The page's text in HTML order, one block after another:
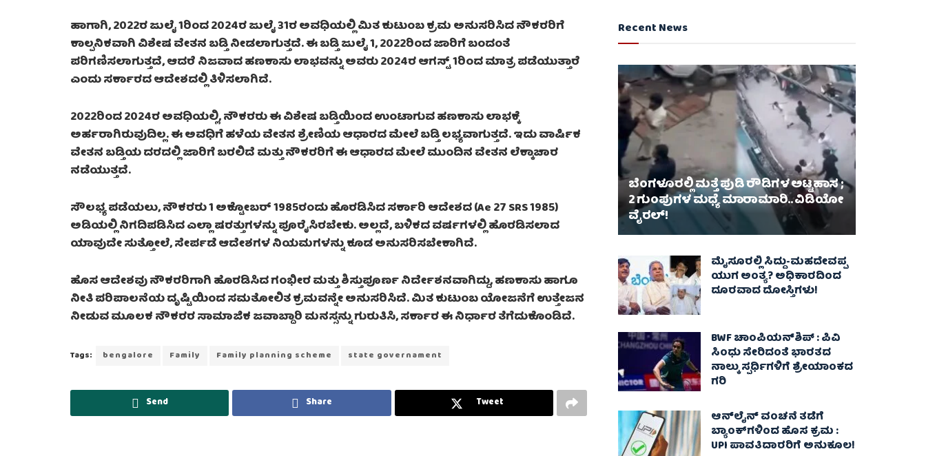
ಹಾಗಾಗಿ, 2022ರ ಜುಲೈ 1ರಿಂದ 2024ರ ಜುಲೈ 31ರ ಅವಧಿಯಲ್ಲಿ ಮಿತ ಕುಟುಂಬ ಕ್ರಮ ಅನುಸರಿಸಿದ ನೌಕರರಿಗೆ
ಕಾಲ್ಪನಿಕವಾಗಿ ವಿಶೇಷ ವೇತನ ಬಡ್ತಿ ನೀಡಲಾಗುತ್ತದೆ. ಈ ಬಡ್ತಿ ಜುಲೈ 1, 2022ರಿಂದ ಜಾರಿಗೆ ಬಂದಂತೆ
ಪರಿಗಣಿಸಲಾಗುತ್ತದೆ, ಆದರೆ ನಿಜವಾದ ಹಣಕಾಸು ಲಾಭವನ್ನು ಅವರು 2024ರ ಆಗಸ್ಟ್ 1ರಿಂದ ಮಾತ್ರ ಪಡೆಯುತ್ತಾರೆ
ಎಂದು ಸರ್ಕಾರದ ಆದೇಶದಲ್ಲಿ ತಿಳಿಸಲಾಗಿದೆ.
2022ರಿಂದ 2024ರ ಅವಧಿಯಲ್ಲಿ, ನೌಕರರು ಈ ವಿಶೇಷ ಬಡ್ತಿಯಿಂದ ಉಂಟಾಗುವ ಹಣಕಾಸು ಲಾಭಕ್ಕೆ
ಅರ್ಹರಾಗಿರುವುದಿಲ್ಲ. ಈ ಅವಧಿಗೆ ಹಳೆಯ ವೇತನ ಶ್ರೇಣಿಯ ಆಧಾರದ ಮೇಲೆ ಬಡ್ತಿ ಲಭ್ಯವಾಗುತ್ತದೆ. ಇದು ವಾರ್ಷಿಕ
ವೇತನ ಬಡ್ತಿಯ ದರದಲ್ಲಿ ಜಾರಿಗೆ ಬರಲಿದೆ ಮತ್ತು ನೌಕರರಿಗೆ ಈ ಆಧಾರದ ಮೇಲೆ ಮುಂದಿನ ವೇತನ ಲೆಕ್ಕಾಚಾರ
ನಡೆಯುತ್ತದೆ.
ಸೌಲಭ್ಯ ಪಡೆಯಲು, ನೌಕರರು 1 ಅಕ್ಟೋಬರ್ 1985ರಂದು ಹೊರಡಿಸಿದ ಸರ್ಕಾರಿ ಆದೇಶದ (Ae 27 SRS 1985)
ಅಡಿಯಲ್ಲಿ ನಿಗದಿಪಡಿಸಿದ ಎಲ್ಲಾ ಷರತ್ತುಗಳನ್ನು ಪೂರೈಸಿರಬೇಕು. ಅಲ್ಲದೆ, ಬಳಿಕದ ವರ್ಷಗಳಲ್ಲಿ ಹೊರಡಿಸಲಾದ
ಯಾವುದೇ ಸುತ್ತೋಲೆ, ಸೇರ್ಪಡೆ ಆದೇಶಗಳ ನಿಯಮಗಳನ್ನು ಕೂಡ ಅನುಸರಿಸಬೇಕಾಗಿದೆ.
ಹೊಸ ಆದೇಶವು ನೌಕರರಿಗಾಗಿ ಹೊರಡಿಸಿದ ಗಂಭೀರ ಮತ್ತು ಶಿಸ್ತುಪೂರ್ಣ ನಿರ್ದೇಶನವಾಗಿದ್ದು, ಹಣಕಾಸು ಹಾಗೂ
ನೀತಿ ಪರಿಪಾಲನೆಯ ದೃಷ್ಟಿಯಿಂದ ಸಮತೋಲಿತ ಕ್ರಮವನ್ನೇ ಅನುಸರಿಸಿದೆ. ಮಿತ ಕುಟುಂಬ ಯೋಜನೆಗೆ ಉತ್ತೇಜನ
ನೀಡುವ ಮೂಲಕ ನೌಕರರ ಸಾಮಾಜಿಕ ಜವಾಬ್ದಾರಿ ಮನಸ್ಸನ್ನು ಗುರುತಿಸಿ, ಸರ್ಕಾರ ಈ ನಿರ್ಧಾರ ತೆಗೆದುಕೊಂಡಿದೆ.
Tags: bengalore Family Family planning scheme state governament
Send Share Tweet
Recent News
ಬೆಂಗಳೂರಲ್ಲಿ ಮತ್ತೆ ಪುಡಿ ರೌಡಿಗಳ ಅಟ್ಟಹಾಸ ;
2 ಗುಂಪುಗಳ ಮಧ್ಯೆ ಮಾರಾಮಾರಿ.. ವಿಡಿಯೋ
ವೈರಲ್‌!
ಮೈಸೂರಲ್ಲಿ ಸಿದ್ದು-ಮಹದೇವಪ್ಪ
ಯುಗ ಅಂತ್ಯ? ಅಧಿಕಾರದಿಂದ
ದೂರವಾದ ದೋಸ್ತಿಗಳು!
BWF ಚಾಂಪಿಯನ್‌ಶಿಪ್ : ಪಿವಿ
ಸಿಂಧು ಸೇರಿದಂತೆ ಭಾರತದ
ನಾಲ್ಕು ಸ್ಪರ್ಧಿಗಳಿಗೆ ಶ್ರೇಯಾಂಕದ
ಗರಿ
ಆನ್‌ಲೈನ್ ವಂಚನೆ ತಡೆಗೆ
ಬ್ಯಾಂಕ್‌ಗಳಿಂದ ಹೊಸ ಕ್ರಮ :
UPI ಪಾವತಿದಾರರಿಗೆ ಅನುಕೂಲ!